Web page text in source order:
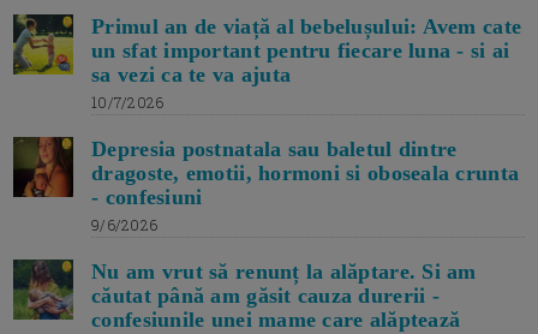
Primul an de viață al bebelușului: Avem cate
un sfat important pentru fiecare luna - si ai
sa vezi ca te va ajuta
10/7/2026
Depresia postnatala sau baletul dintre
dragoste, emotii, hormoni si oboseala crunta
- confesiuni
9/6/2026
Nu am vrut să renunț la alăptare. Si am
căutat până am găsit cauza durerii -
confesiunile unei mame care alăptează